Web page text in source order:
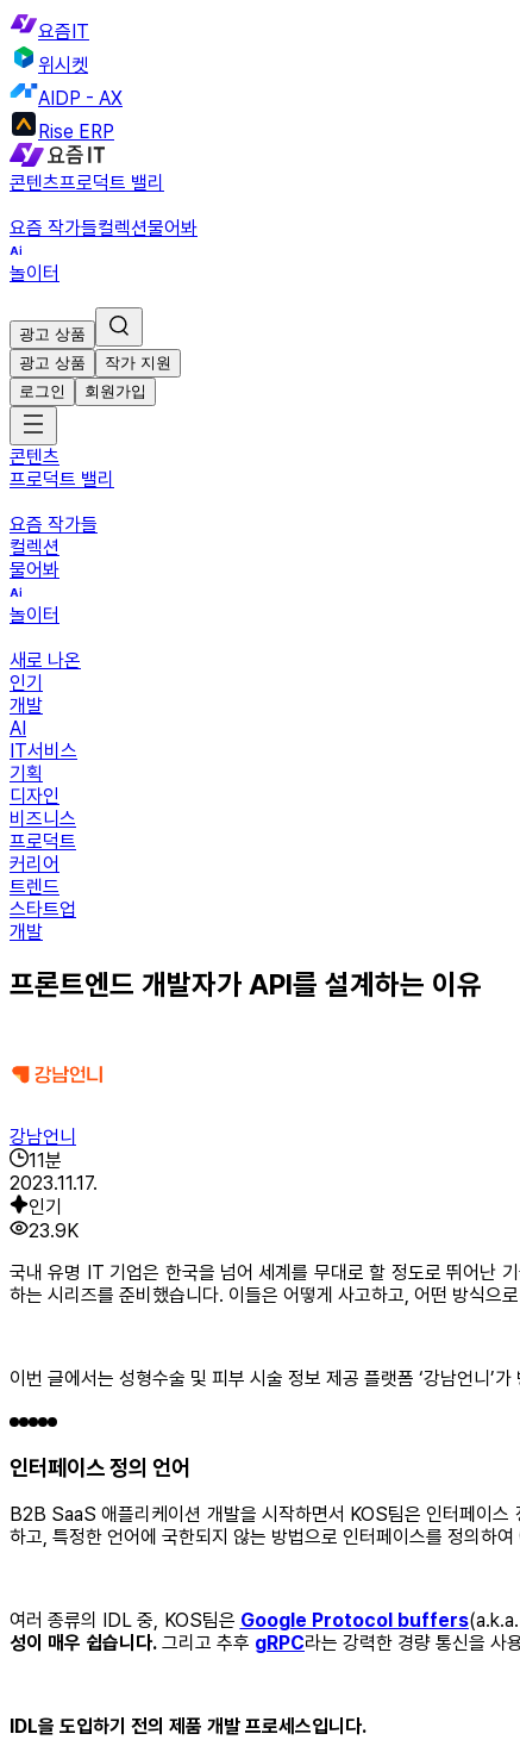
요즘IT
위시켓
AIDP - AX
Rise ERP
콘텐츠프로덕트 밸리
요즘 작가들컬렉션물어봐
놀이터
광고 상품
광고 상품
작가 지원
로그인
회원가입
콘텐츠
프로덕트 밸리
요즘 작가들
컬렉션
물어봐
놀이터
새로 나온
인기
개발
AI
IT서비스
기획
디자인
비즈니스
프로덕트
커리어
트렌드
스타트업
개발
프론트엔드 개발자가 API를 설계하는 이유
강남언니
11분
2023.11.17.
인기
23.9K
국내 유명 IT 기업은 한국을 넘어 세계를 무대로 할 정도로 뛰어난
하는 시리즈를 준비했습니다. 이들은 어떻게 사고하고, 어떤 방식으
이번 글에서는 성형수술 및 피부 시술 정보 제공 플랫폼 ‘강남언니
인터페이스 정의 언어
B2B SaaS 애플리케이션 개발을 시작하면서 KOS팀은 인터페이스
하고, 특정한 언어에 국한되지 않는 방법으로 인터페이스를 정의하
여러 종류의 IDL 중, KOS팀은 Google Protocol buffers
성이 매우 쉽습니다. 그리고 추후 gRPC라는 강력한 경량 통신을 사
IDL을 도입하기 전의 제품 개발 프로세스입니다.